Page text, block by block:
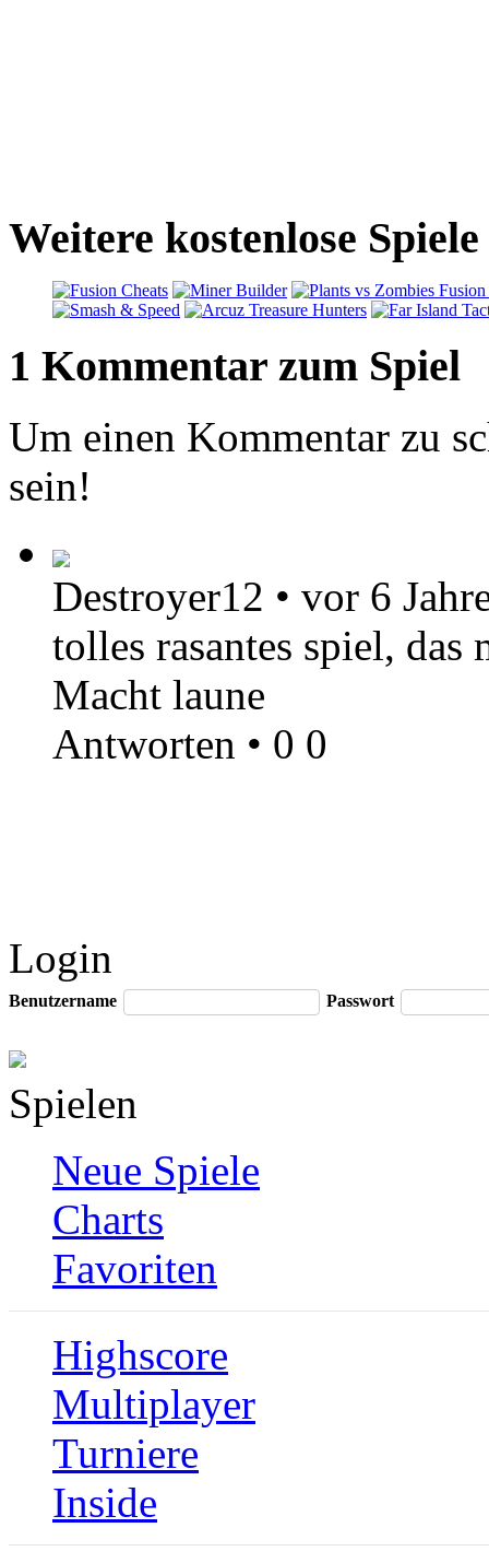
Weitere kostenlose
1 Kommentar zum Spiel
Um einen Kommentar zu
sein!
Destroyer12 • vor 6
tolles rasantes spiel, das
Macht laune
Antworten • 0 0
Login
Benutzername Passwort
Spielen
Neue Spiele
Charts
Favoriten
Highscore
Multiplayer
Turniere
Inside